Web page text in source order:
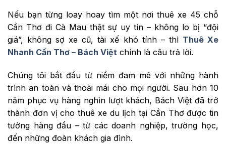
Nếu bạn từng loay hoay tìm một nơi thuê xe 45 chỗ
Cần Thơ đi Cà Mau thật sự uy tín – không lo bị “đội
giá”, không sợ xe cũ, tài xế khó tính – thì Thuê Xe
Nhanh Cần Thơ – Bách Việt chính là câu trả lời.
Chúng tôi bắt đầu từ niềm đam mê với những hành
trình an toàn và thoải mái cho mọi người. Sau hơn 10
năm phục vụ hàng nghìn lượt khách, Bách Việt đã trở
thành đơn vị cho thuê xe du lịch tại Cần Thơ được tin
tưởng hàng đầu – từ các doanh nghiệp, trường học,
đến những đoàn khách gia đình.